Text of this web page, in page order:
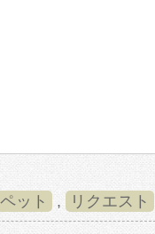
ペット , リクエスト